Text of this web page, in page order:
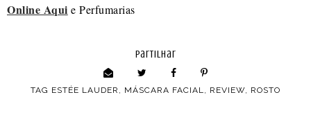
Online Aqui e Perfumarias
partilhar
TAG ESTÉE LAUDER , MÁSCARA FACIAL, REVIEW, ROSTO